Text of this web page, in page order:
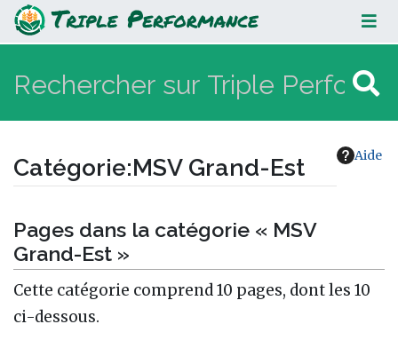
MSV Grand-Est
Aide
Catégorie:MSV Grand-Est
Pages dans la catégorie « MSV
Grand-Est »
Cette catégorie comprend 10 pages, dont les 10
ci-dessous.